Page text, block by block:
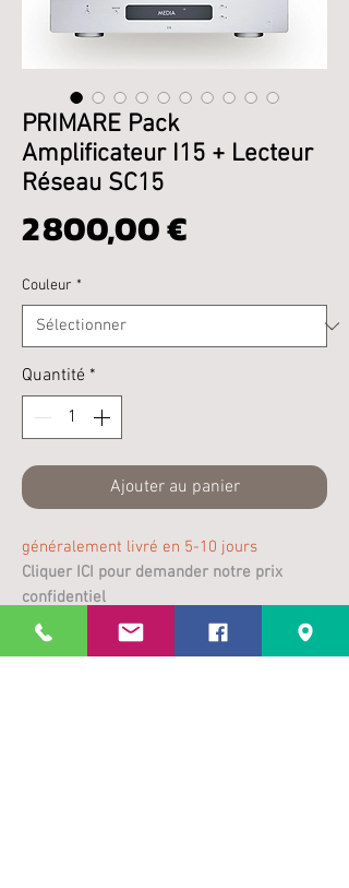
PRIMARE Pack
Amplificateur I15 + Lecteur
Réseau SC15
2 800,00 €Prix
Couleur *
Quantité *
Ajouter au panier
généralement livré en 5-10 jours
Cliquer ICI pour demander notre prix
confidentiel
Pack Amplificateur I15 + Lecteur Réseau
SC15